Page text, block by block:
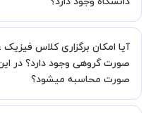
کنید.
صورت گروهی وجود دارد؟ در
صورت محاسبه میشود؟